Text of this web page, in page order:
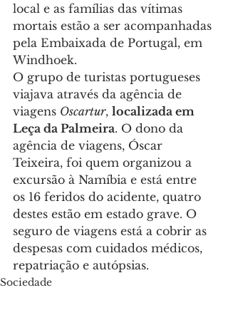
local e as famílias das vítimas
mortais estão a ser acompanhadas
pela Embaixada de Portugal, em
Windhoek.
O grupo de turistas portugueses
viajava através da agência de
viagens Oscartur, localizada em
Leça da Palmeira. O dono da
agência de viagens, Óscar
Teixeira, foi quem organizou a
excursão à Namíbia e está entre
os 16 feridos do acidente, quatro
destes estão em estado grave. O
seguro de viagens está a cobrir as
despesas com cuidados médicos,
repatriação e autópsias.
Sociedade